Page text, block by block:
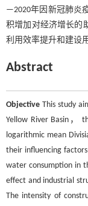
—2020年因新冠肺炎
积增加对经济增长的
利用效率提升和建设
Abstract
Objective This study
Yellow River Basin，
logarithmic mean
their influencing
water consumption in
effect and industrial
The intensity of